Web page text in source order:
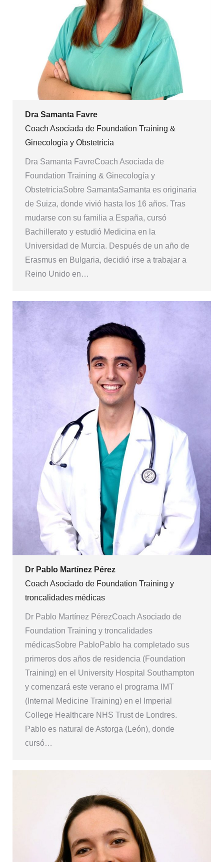
Dra Samanta Favre
Coach Asociada de Foundation Training &
Ginecología y Obstetricia
Dra Samanta FavreCoach Asociada de
Foundation Training & Ginecología y
ObstetriciaSobre SamantaSamanta es originaria
de Suiza, donde vivió hasta los 16 años. Tras
mudarse con su familia a España, cursó
Bachillerato y estudió Medicina en la
Universidad de Murcia. Después de un año de
Erasmus en Bulgaria, decidió irse a trabajar a
Reino Unido en…
Dr Pablo Martínez Pérez
Coach Asociado de Foundation Training y
troncalidades médicas
Dr Pablo Martínez PérezCoach Asociado de
Foundation Training y troncalidades
médicasSobre PabloPablo ha completado sus
primeros dos años de residencia (Foundation
Training) en el University Hospital Southampton
y comenzará este verano el programa IMT
(Internal Medicine Training) en el Imperial
College Healthcare NHS Trust de Londres.
Pablo es natural de Astorga (León), donde
cursó…